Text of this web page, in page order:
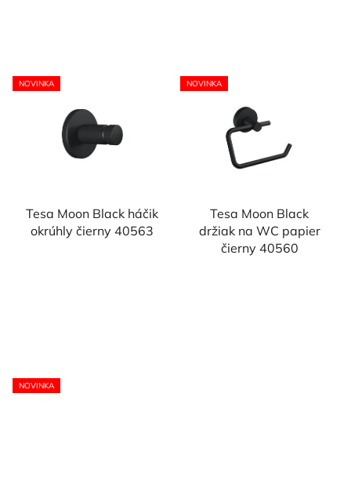
NOVINKA
Tesa Moon Black háčik
okrúhly čierny 40563
NOVINKA
Tesa Moon Black
držiak na WC papier
čierny 40560
NOVINKA